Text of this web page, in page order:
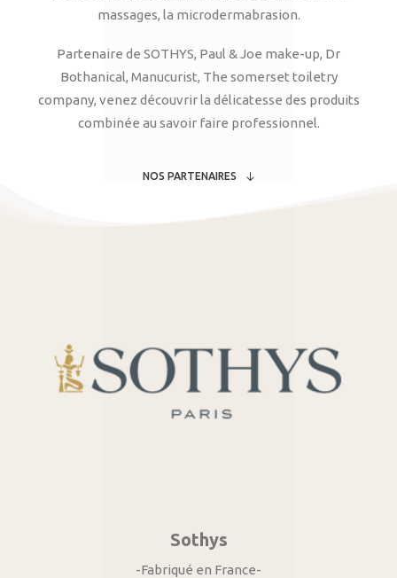
massages, la microdermabrasion.
Partenaire de SOTHYS, Paul & Joe make-up, Dr
Bothanical, Manucurist, The somerset toiletry
company, venez découvrir la délicatesse des produits
combinée au savoir faire professionnel.
NOS PARTENAIRES
Sothys
-Fabriqué en France-